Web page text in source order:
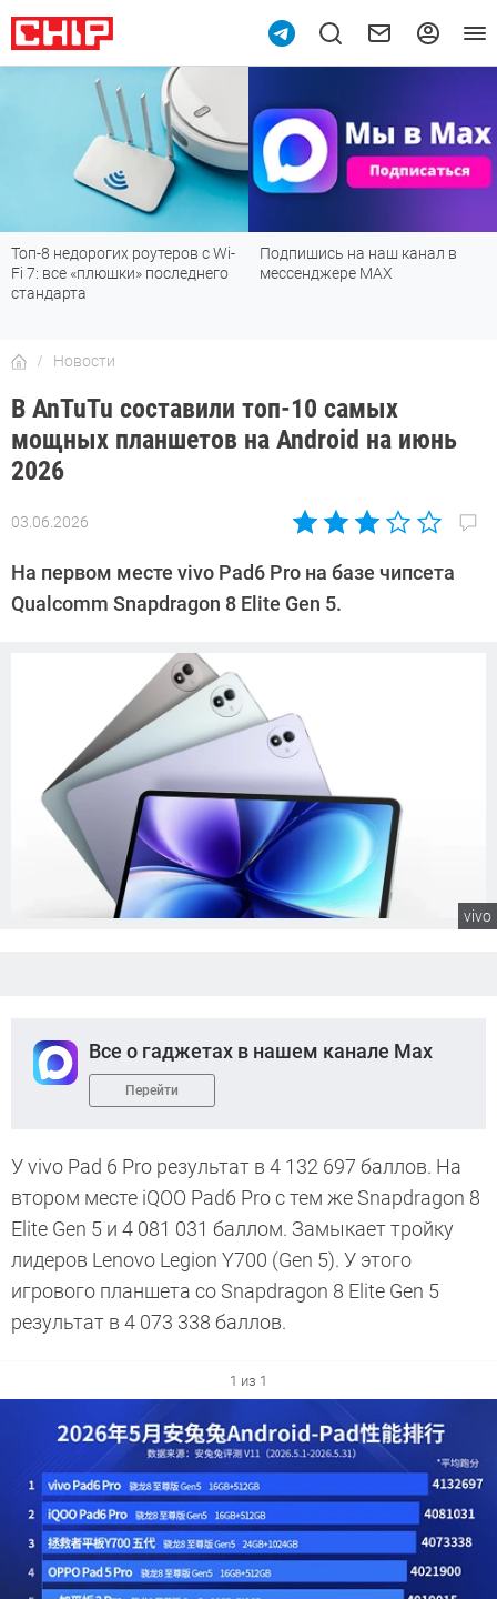
Топ-8 недорогих роутеров с Wi-
Fi 7: все «плюшки» последнего
стандарта
Подпишись на наш канал в
мессенджере МАХ
Новости
В AnTuTu составили топ-10 самых
мощных планшетов на Android на июнь
2026
03.06.2026
Автор:
Калашников
На первом месте vivo Pad6 Pro на базе чипсета
Qualcomm Snapdragon 8 Elite Gen 5.
vivo
Все о гаджетах в нашем канале Max
Перейти
У vivo Pad 6 Pro результат в 4 132 697 баллов. На
втором месте iQOO Pad6 Pro с тем же Snapdragon 8
Elite Gen 5 и 4 081 031 баллом. Замыкает тройку
лидеров Lenovo Legion Y700 (Gen 5). У этого
игрового планшета со Snapdragon 8 Elite Gen 5
результат в 4 073 338 баллов.
1 из 1